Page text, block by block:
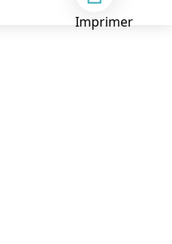
Imprimer